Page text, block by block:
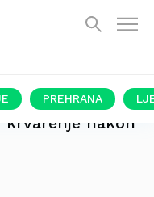
PREHRANA
nakon